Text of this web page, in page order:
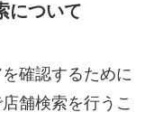
について
確認するために
舗検索を行うこ